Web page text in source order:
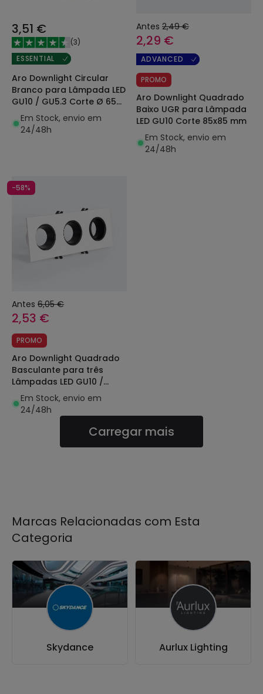
3,51 €
(3)
ESSENTIAL
Aro Downlight Circular
Branco para Lâmpada LED
GU10 / GU5.3 Corte Ø 65
mmEm Stock, envio em
24/48h
Antes 2,49 €
2,29 €
ADVANCED
PROMO
Aro Downlight Quadrado
Baixo UGR para Lâmpada
LED GU10 Corte 85x85 mm
Em Stock, envio em
24/48h
-58%
Antes 6,05 €
2,53 €
PROMO
Aro Downlight Quadrado
Basculante para três
Lâmpadas LED GU10 /
GU5.3 Corte 75x235 mm
Em Stock, envio em
24/48h
Carregar mais
Marcas Relacionadas com Esta
Categoria
Skydance Aurlux Lighting